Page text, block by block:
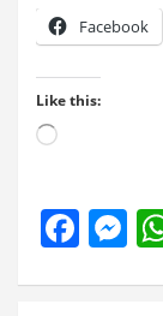
Facebook
Like this:
Loading…
F
M